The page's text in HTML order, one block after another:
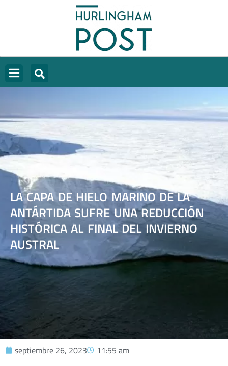
LA CAPA DE HIELO MARINO DE LA
ANTÁRTIDA SUFRE UNA REDUCCIÓN
HISTÓRICA AL FINAL DEL INVIERNO
AUSTRAL
septiembre 26, 2023 11:55 am